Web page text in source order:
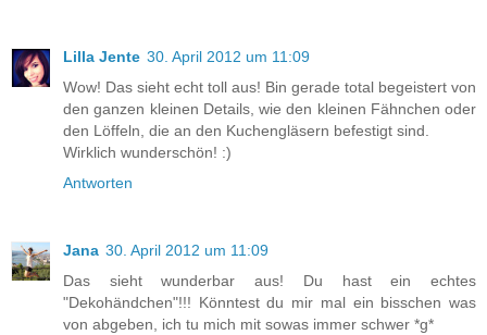
Lilla Jente 30. April 2012 um 11:09
Wow! Das sieht echt toll aus! Bin gerade total begeistert von
den ganzen kleinen Details, wie den kleinen Fähnchen oder
den Löffeln, die an den Kuchengläsern befestigt sind.
Wirklich wunderschön! :)
Antworten
Jana 30. April 2012 um 11:09
Das sieht wunderbar aus! Du hast ein echtes
"Dekohändchen"!!! Könntest du mir mal ein bisschen was
von abgeben, ich tu mich mit sowas immer schwer *g*